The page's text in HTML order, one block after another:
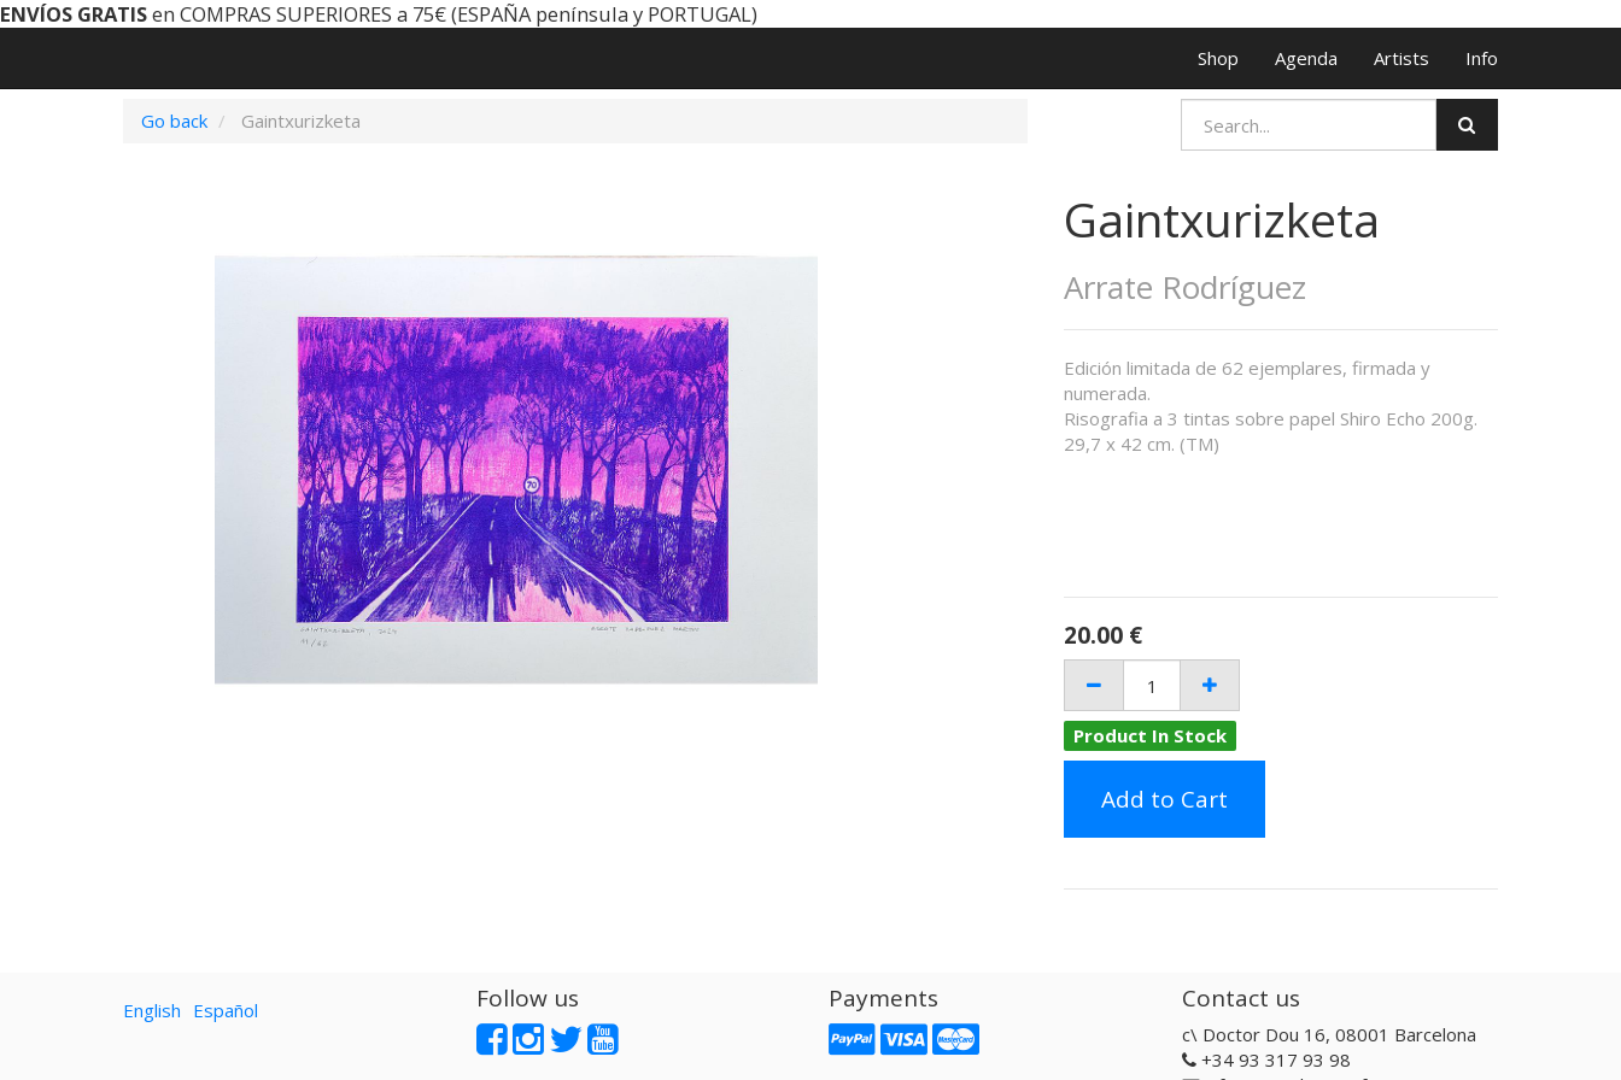
ENVÍOS GRATISen COMPRAS SUPERIORES a 75€ (ESPAÑA península y PORTUGAL)
Shop Agenda Artists Info
Go back Gaintxurizketa
Gaintxurizketa
Arrate Rodríguez
Edición limitada de 62 ejemplares, firmada y
numerada.
Risografia a 3 tintas sobre papel Shiro Echo 200g.
29,7 x 42 cm. (TM)
20.00 €
Product In Stock
Add to Cart
English Español Follow us Payments Contact us
c\ Doctor Dou 16, 08001 Barcelona
+34 93 317 93 98